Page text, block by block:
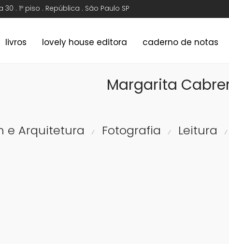
. 1º piso . República . São Paulo SP
livros lovely house editora caderno de notas
Margarita
e Arquitetura ⁄ Fotografia ⁄ Leitura ⁄